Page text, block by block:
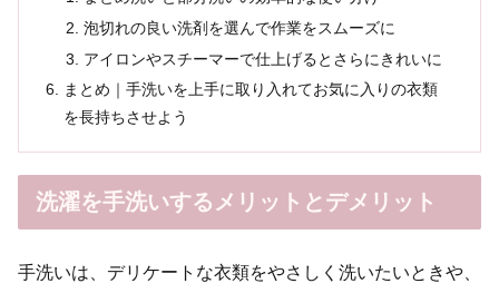
泡切れの良い洗剤を選んで作業をスムーズに
アイロンやスチーマーで仕上げるとさらにきれいに
まとめ｜手洗いを上手に取り入れてお気に入りの衣類
を長持ちさせよう
洗濯を手洗いするメリットとデメリット
手洗いは、デリケートな衣類をやさしく洗いたいときや、